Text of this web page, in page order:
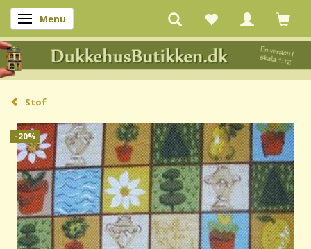
Skifte navigation
Menu
Stof
-20%